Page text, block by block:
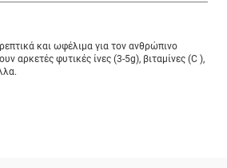
και ωφέλιμα για τον ανθρώπινο
αρκετές φυτικές ίνες (3-5g), βιταμίνες (C ),